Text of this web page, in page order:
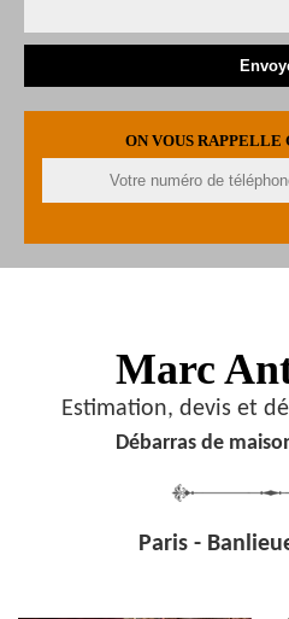
ON VOUS
Marc
Estimation, devis et
Débarras de
Paris -